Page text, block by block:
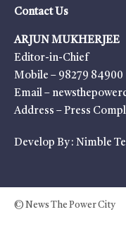
Contact Us
ARJUN MUKHERJEE
Editor-in-Chief
Mobile – 98279 84900
Email –
Address – Press
Develop By : Nimble
© News The Power City